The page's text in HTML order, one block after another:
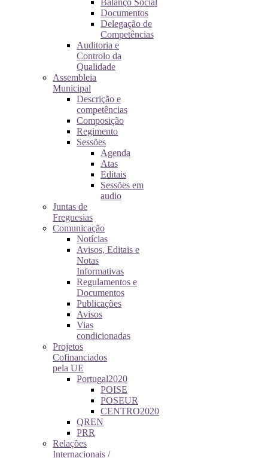
Balanço Social
Documentos
Delegação de
Competências
Auditoria e
Controlo da
Qualidade
Assembleia
Municipal
Descrição e
competências
Composição
Regimento
Sessões
Agenda
Atas
Editais
Sessões em
audio
Juntas de
Freguesias
Comunicação
Notícias
Avisos, Editais e
Notas
Informativas
Regulamentos e
Documentos
Publicações
Avisos
Vias
condicionadas
Projetos
Cofinanciados
pela UE
Portugal2020
POISE
POSEUR
CENTRO2020
QREN
PRR
Relações
Internacionais /